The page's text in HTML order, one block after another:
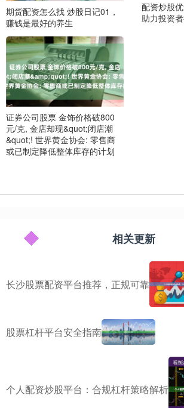
期货配资怎么找 炒股日记01，
赚钱是最好的养生
配资炒股
助力投资
证券公司股票 金饰价格破800
元/克, 金店却现&quot;闭店潮
&quot;! 世界黄金协会: 零售商
或已制定降低整体库存的计划
相关更新
长沙股票配资平台推荐，正规可靠
股票杠杆平台安全指南
个人配资炒股平台：合规杠杆策略解析